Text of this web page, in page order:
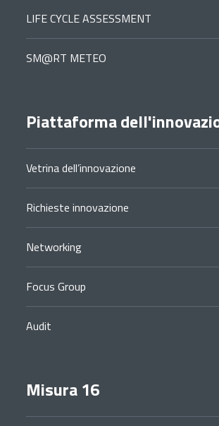
LIFE CYCLE ASSESSMENT
SM@RT METEO
Piattaforma
Vetrina dell’innovazione
Richieste innovazione
Networking
Focus Group
Audit
Misura 16